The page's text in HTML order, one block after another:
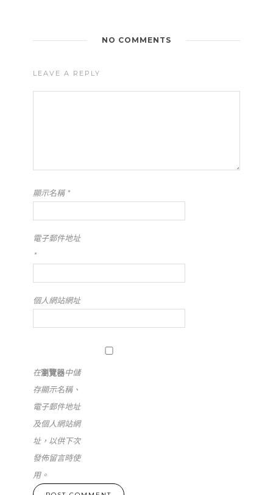
NO COMMENTS
LEAVE A REPLY
顯示名稱*
電子郵件地址
*
個人網站網址
在瀏覽器中儲
存顯示名稱、
電子郵件地址
及個人網站網
址，以供下次
發佈留言時使
用。